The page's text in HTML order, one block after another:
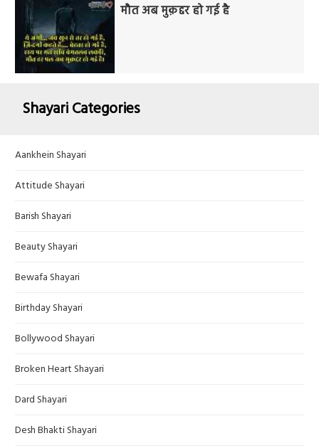
मौत अब मुक़द्दर हो गई है
Shayari Categories
Aankhein Shayari
Attitude Shayari
Barish Shayari
Beauty Shayari
Bewafa Shayari
Birthday Shayari
Bollywood Shayari
Broken Heart Shayari
Dard Shayari
Desh Bhakti Shayari